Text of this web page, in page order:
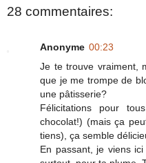
28 commentaires:
Anonyme 00:23
Je te trouve vraiment,
que je me trompe de
une pâtisserie?
Félicitations pour
chocolat!) (mais ça
tiens), ça semble
En passant, je viens